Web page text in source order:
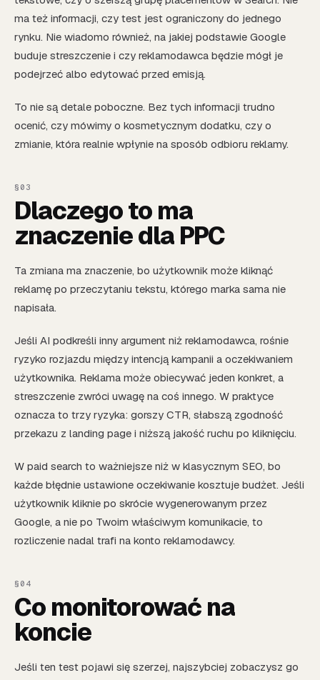
ma też informacji, czy test jest ograniczony do jednego
rynku. Nie wiadomo również, na jakiej podstawie Google
buduje streszczenie i czy reklamodawca będzie mógł je
podejrzeć albo edytować przed emisją.
To nie są detale poboczne. Bez tych informacji trudno
ocenić, czy mówimy o kosmetycznym dodatku, czy o
zmianie, która realnie wpłynie na sposób odbioru reklamy.
Dlaczego to ma
znaczenie dla PPC
Ta zmiana ma znaczenie, bo użytkownik może kliknąć
reklamę po przeczytaniu tekstu, którego marka sama nie
napisała.
Jeśli AI podkreśli inny argument niż reklamodawca, rośnie
ryzyko rozjazdu między intencją kampanii a oczekiwaniem
użytkownika. Reklama może obiecywać jeden konkret, a
streszczenie zwróci uwagę na coś innego. W praktyce
oznacza to trzy ryzyka: gorszy CTR, słabszą zgodność
przekazu z landing page i niższą jakość ruchu po kliknięciu.
W paid search to ważniejsze niż w klasycznym SEO, bo
każde błędnie ustawione oczekiwanie kosztuje budżet. Jeśli
użytkownik kliknie po skrócie wygenerowanym przez
Google, a nie po Twoim właściwym komunikacie, to
rozliczenie nadal trafi na konto reklamodawcy.
Co monitorować na
koncie
Jeśli ten test pojawi się szerzej, najszybciej zobaczysz go